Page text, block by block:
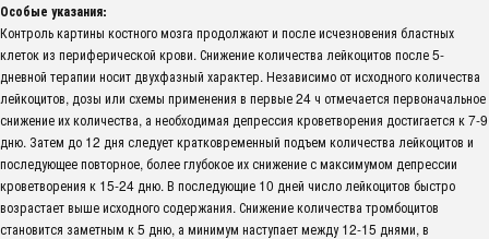
Особые указания:
Контроль картины костного мозга продолжают и после исчезновения бластных
клеток из периферической крови. Снижение количества лейкоцитов после 5-
дневной терапии носит двухфазный характер. Независимо от исходного количества
лейкоцитов, дозы или схемы применения в первые 24 ч отмечается первоначальное
снижение их количества, а необходимая депрессия кроветворения достигается к 7-9
дню. Затем до 12 дня следует кратковременный подъем количества лейкоцитов и
последующее повторное, более глубокое их снижение с максимумом депрессии
кроветворения к 15-24 дню. В последующие 10 дней число лейкоцитов быстро
возрастает выше исходного содержания. Снижение количества тромбоцитов
становится заметным к 5 дню, а минимум наступает между 12-15 днями, в